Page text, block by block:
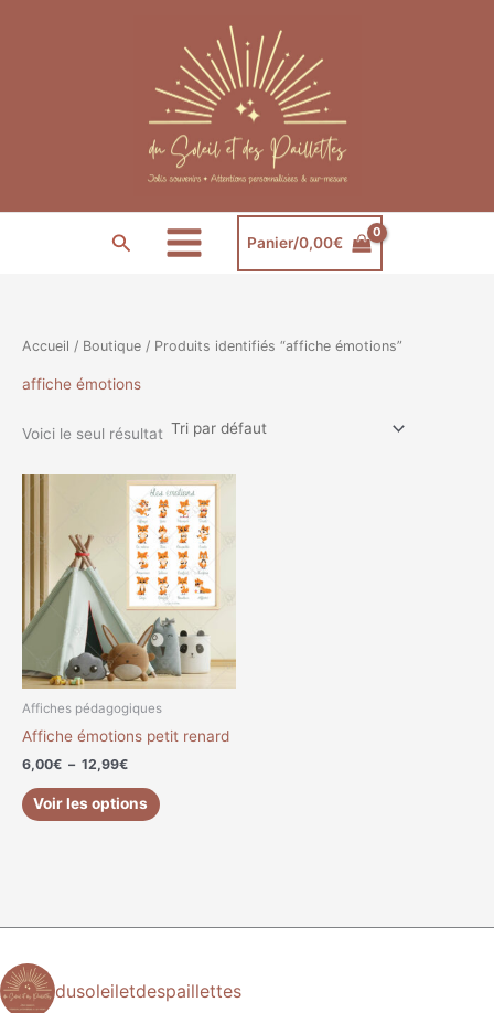
Rechercher Panier/0,00€
Accueil / Boutique / Produits identifiés “affiche émotions”
affiche émotions
Voici le seul résultat
Affiches pédagogiques
Affiche émotions petit renard
6,00€ – 12,99€
Plage
de
prix :
6,00€
12,99€
Voir les options
Ce
produit
a
plusieurs
variations.
Les
options
peuvent
être
choisies
sur
du
dusoleiletdespaillettes